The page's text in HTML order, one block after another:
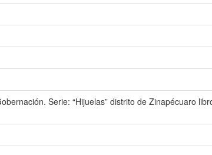
Serie: “Hijuelas” distrito de Zinapécuaro